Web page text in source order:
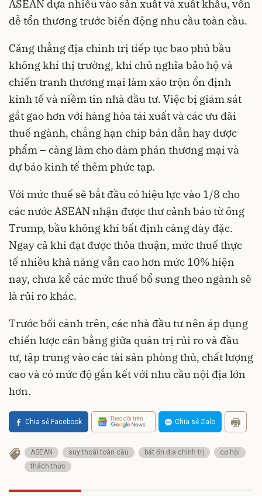
ASEAN dựa nhiều vào sản xuất và xuất khẩu, vốn
dễ tổn thương trước biến động nhu cầu toàn cầu.
Căng thẳng địa chính trị tiếp tục bao phủ bầu
không khí thị trường, khi chủ nghĩa bảo hộ và
chiến tranh thương mại làm xáo trộn ổn định
kinh tế và niềm tin nhà đầu tư. Việc bị giám sát
gắt gao hơn với hàng hóa tái xuất và các ưu đãi
thuế ngành, chẳng hạn chip bán dẫn hay dược
phẩm – càng làm cho đàm phán thương mại và
dự báo kinh tế thêm phức tạp.
Với mức thuế sẽ bắt đầu có hiệu lực vào 1/8 cho
các nước ASEAN nhận được thư cảnh báo từ ông
Trump, bầu không khí bất định càng dày đặc.
Ngay cả khi đạt được thỏa thuận, mức thuế thực
tế nhiều khả năng vẫn cao hơn mức 10% hiện
nay, chưa kể các mức thuế bổ sung theo ngành sẽ
là rủi ro khác.
Trước bối cảnh trên, các nhà đầu tư nên áp dụng
chiến lược cân bằng giữa quản trị rủi ro và đầu
tư, tập trung vào các tài sản phòng thủ, chất lượng
cao và có mức độ gắn kết với nhu cầu nội địa lớn
hơn.
Chia sẻ Facebook Theo dõi trên Chia sẻ Zalo
ASEAN suy thoái toàn cầu bất ổn địa chính trị
cơ hội
thách thức